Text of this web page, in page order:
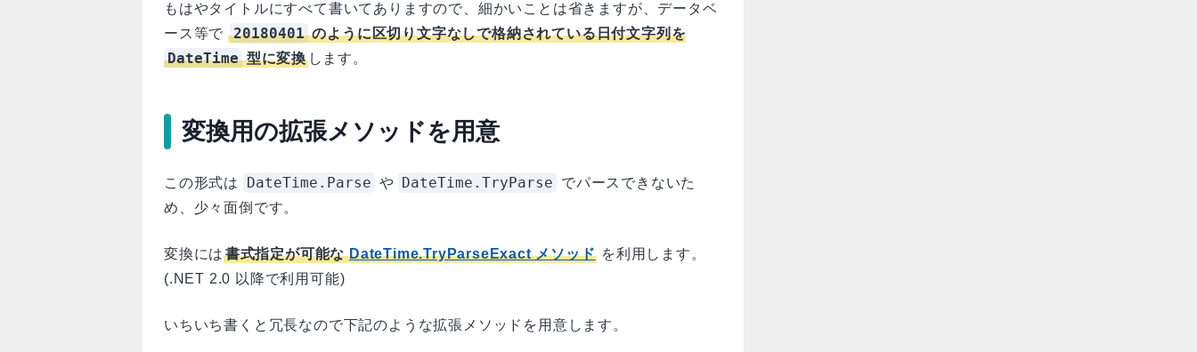
もはやタイトルにすべて書いてありますので、細かいことは省きますが、データベ
ース等で
20180401 のように区切り文字なしで格納されている日付文字列を
DateTime 型に変換します。
変換用の拡張メソッドを用意
この形式は DateTime.Parse や DateTime.TryParse
でパースできないた
め、少々面倒です。
変換には書式指定が可能なDateTime.TryParseExact メソッド を利用します。
(.NET 2.0 以降で利用可能)
いちいち書くと冗長なので下記のような拡張メソッドを用意します。